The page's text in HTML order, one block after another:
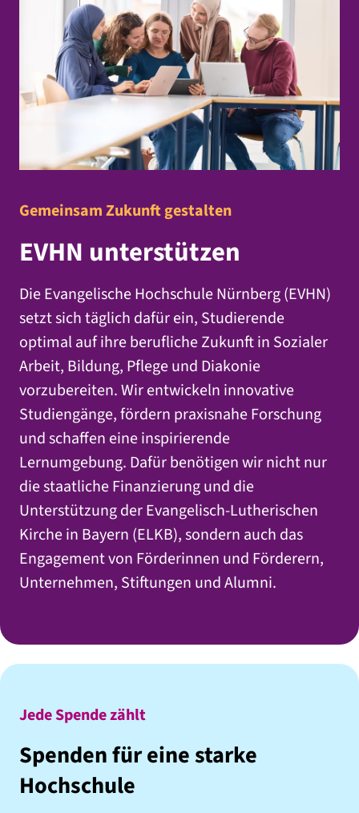
Gemeinsam Zukunft gestalten
EVHN unterstützen
Die Evangelische Hochschule Nürnberg (EVHN)
setzt sich täglich dafür ein, Studierende
optimal auf ihre berufliche Zukunft in Sozialer
Arbeit, Bildung, Pflege und Diakonie
vorzubereiten. Wir entwickeln innovative
Studiengänge, fördern praxisnahe Forschung
und schaffen eine inspirierende
Lernumgebung. Dafür benötigen wir nicht nur
die staatliche Finanzierung und die
Unterstützung der Evangelisch-Lutherischen
Kirche in Bayern (ELKB), sondern auch das
Engagement von Förderinnen und Förderern,
Unternehmen, Stiftungen und Alumni.
Jede Spende zählt
Spenden für eine starke
Hochschule